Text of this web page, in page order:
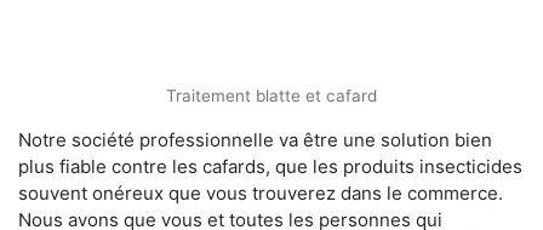
Traitement blatte et cafard
Notre société professionnelle va être une solution bien
plus fiable contre les cafards, que les produits insecticides
souvent onéreux que vous trouverez dans le commerce.
Nous avons que vous et toutes les personnes qui